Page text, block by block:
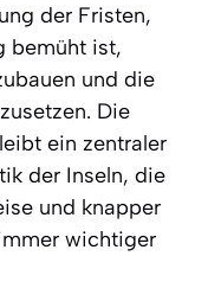
der Fristen,
bemüht ist,
und die
Die
ein zentraler
der Inseln, die
und knapper
wichtiger